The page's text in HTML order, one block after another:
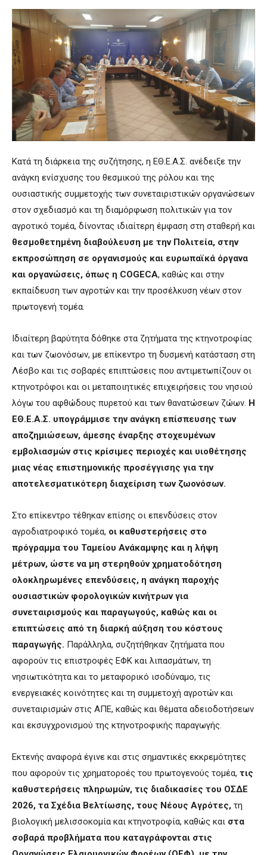
Κατά τη διάρκεια της συζήτησης, η ΕΘ.Ε.Α.Σ. ανέδειξε την
ανάγκη ενίσχυσης του θεσμικού της ρόλου και της
ουσιαστικής συμμετοχής των συνεταιριστικών οργανώσεων
στον σχεδιασμό και τη διαμόρφωση πολιτικών για τον
αγροτικό τομέα, δίνοντας ιδιαίτερη έμφαση στη σταθερή και
θεσμοθετημένη διαβούλευση με την Πολιτεία, στην
εκπροσώπηση σε οργανισμούς και ευρωπαϊκά όργανα
και οργανώσεις, όπως η COGECA, καθώς και στην
εκπαίδευση των αγροτών και την προσέλκυση νέων στον
πρωτογενή τομέα.
Ιδιαίτερη βαρύτητα δόθηκε στα ζητήματα της κτηνοτροφίας
και των ζωονόσων, με επίκεντρο τη δυσμενή κατάσταση στη
Λέσβο και τις σοβαρές επιπτώσεις που αντιμετωπίζουν οι
κτηνοτρόφοι και οι μεταποιητικές επιχειρήσεις του νησιού
λόγω του αφθώδους πυρετού και των θανατώσεων ζώων. Η
ΕΘ.Ε.Α.Σ. υπογράμμισε την ανάγκη επίσπευσης των
αποζημιώσεων, άμεσης έναρξης στοχευμένων
εμβολιασμών στις κρίσιμες περιοχές και υιοθέτησης
μιας νέας επιστημονικής προσέγγισης για την
αποτελεσματικότερη διαχείριση των ζωονόσων.
Στο επίκεντρο τέθηκαν επίσης οι επενδύσεις στον
αγροδιατροφικό τομέα, οι καθυστερήσεις στο
πρόγραμμα του Ταμείου Ανάκαμψης και η λήψη
μέτρων, ώστε να μη στερηθούν χρηματοδότηση
ολοκληρωμένες επενδύσεις, η ανάγκη παροχής
ουσιαστικών φορολογικών κινήτρων για
συνεταιρισμούς και παραγωγούς, καθώς και οι
επιπτώσεις από τη διαρκή αύξηση του κόστους
παραγωγής. Παράλληλα, συζητήθηκαν ζητήματα που
αφορούν τις επιστροφές ΕΦΚ και λιπασμάτων, τη
νησιωτικότητα και το μεταφορικό ισοδύναμο, τις
ενεργειακές κοινότητες και τη συμμετοχή αγροτών και
συνεταιρισμών στις ΑΠΕ, καθώς και θέματα αδειοδοτήσεων
και εκσυγχρονισμού της κτηνοτροφικής παραγωγής.
Εκτενής αναφορά έγινε και στις σημαντικές εκκρεμότητες
που αφορούν τις χρηματοροές του πρωτογενούς τομέα, τις
καθυστερήσεις πληρωμών, τις διαδικασίες του ΟΣΔΕ
2026, τα Σχέδια Βελτίωσης, τους Νέους Αγρότες, τη
βιολογική μελισσοκομία και κτηνοτροφία, καθώς και στα
σοβαρά προβλήματα που καταγράφονται στις